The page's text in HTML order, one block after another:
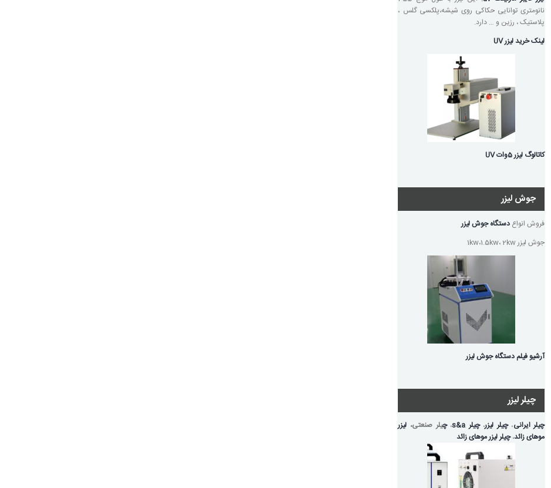
نانومتری توانایی حکاکی روی شیشه،پلکسی گلس ،
پلاستیک ، رزین و … دارد.
لینک خرید لیزر UV
کاتالوگ لیزر 5وات UV
جوش لیزر
فروش انواع دستگاه جوش لیزر
جوش لیزر 1kw،1.5kw، 2kw
آرشیو فیلم دستگاه جوش لیزر
چیلر لیزر
چیلر ایرانی،چیلر لیزر،چیلر s&a ،چیلر صنعتی، لیزر
موهای زائد،چیلر لیزر موهای زائد